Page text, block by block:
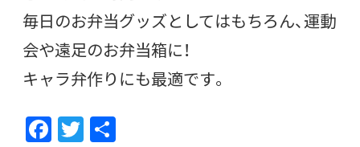
毎日のお弁当グッズとしてはもちろん、運動
会や遠足のお弁当箱に！
キャラ弁作りにも最適です。
F T